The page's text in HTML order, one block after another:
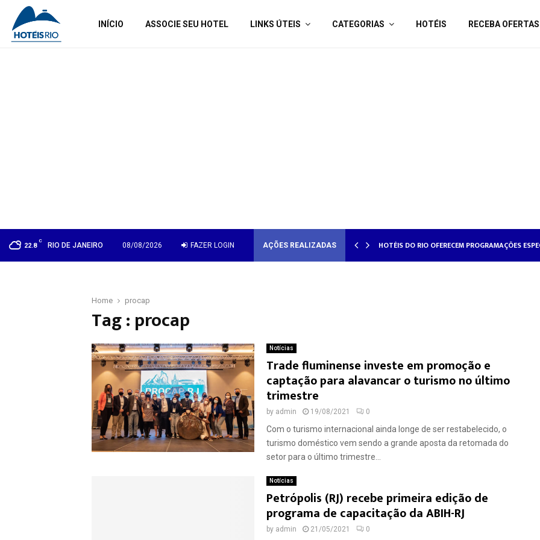
INÍCIO ASSOCIE SEU HOTEL LINKS ÚTEIS CATEGORIAS HOTÉIS RECEBA OFERTAS
22.8
C
RIO DE JANEIRO 08/08/2026 FAZER LOGIN AÇÕES REALIZADAS HOTÉIS DO RIO OFERECEM PROGRAMAÇÕES
HOTÉISRIO REALIZA CICLO DE SEMINÁRIOS
Home procap
Tag : procap
Notícias
Trade fluminense investe em promoção e
captação para alavancar o turismo no último
trimestre
by admin 19/08/2021 0
Com o turismo internacional ainda longe de ser restabelecido, o
turismo doméstico vem sendo a grande aposta da retomada do
setor para o último trimestre...
Notícias
Petrópolis (RJ) recebe primeira edição de
programa de capacitação da ABIH-RJ
by admin 21/05/2021 0